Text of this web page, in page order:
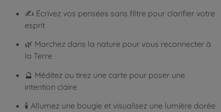
✍️ Écrivez vos pensées sans filtre pour clarifier votre
esprit
🌿 Marchez dans la nature pour vous reconnecter à
la Terre
🔮 Méditez ou tirez une carte pour poser une
intention claire
🕯️ Allumez une bougie et visualisez une lumière dorée